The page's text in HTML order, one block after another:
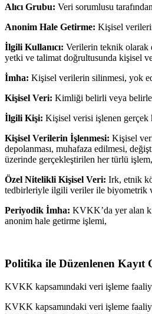
Alıcı Grubu: Veri sorumlusu
Anonim Hale Getirme: Kişisel
İlgili Kullanıcı: Verilerin teknik olarak
yetki ve talimat doğrultusunda kişisel
İmha: Kişisel verilerin silinmesi, yok
Kişisel Veri: Kimliği belirli veya
İlgili Kişi: Kişisel verisi işlenen gerçek
Kişisel Verilerin İşlenmesi: Kişisel
depolanması, muhafaza edilmesi,
üzerinde gerçekleştirilen her türlü işlem,
Özel Nitelikli Kişisel Veri: Irk, etnik
tedbirleriyle ilgili veriler ile biyometrik
Periyodik İmha: KVKK’da yer alan
anonim hale getirme işlemi,
Politika ile Düzenlenen Kayıt
KVKK kapsamındaki veri işleme
KVKK kapsamındaki veri işleme